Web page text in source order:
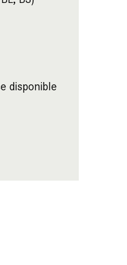
disponible